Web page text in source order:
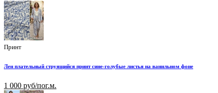
Принт
Лен плательный струящийся принт сине-голубые листья на ванильном фоне
1 000 руб/пог.м.